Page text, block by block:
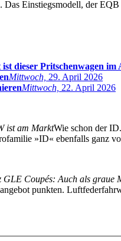
Einstiegsmodell, der
dieser Pritschenwagen
Mittwoch, 29. April 2026
Mittwoch, 22. April 2026
ist am MarktWie schon der
»ID« ebenfalls ganz
GLE Coupés: Auch als graue
punkten.